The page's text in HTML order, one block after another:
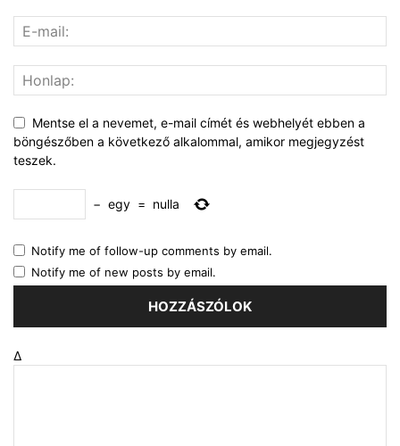
Mentse el a nevemet, e-mail címét és webhelyét ebben a
böngészőben a következő alkalommal, amikor megjegyzést
teszek.
− egy = nulla
Notify me of follow-up comments by email.
Notify me of new posts by email.
Δ